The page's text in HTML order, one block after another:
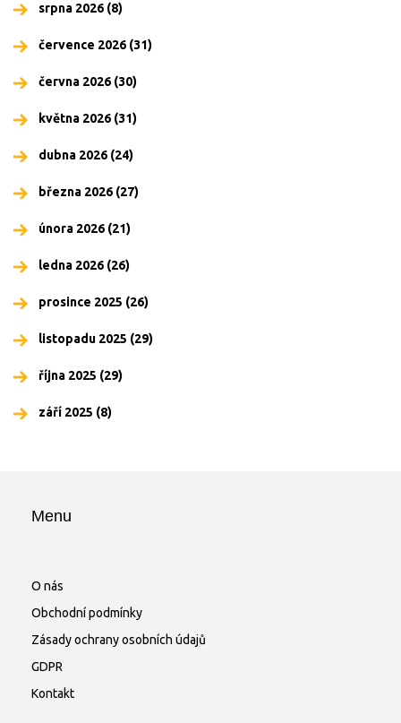
srpna 2026 (8)
července 2026 (31)
června 2026 (30)
května 2026 (31)
dubna 2026 (24)
března 2026 (27)
února 2026 (21)
ledna 2026 (26)
prosince 2025 (26)
listopadu 2025 (29)
října 2025 (29)
září 2025 (8)
Menu
O nás
Obchodní podmínky
Zásady ochrany osobních údajů
GDPR
Kontakt